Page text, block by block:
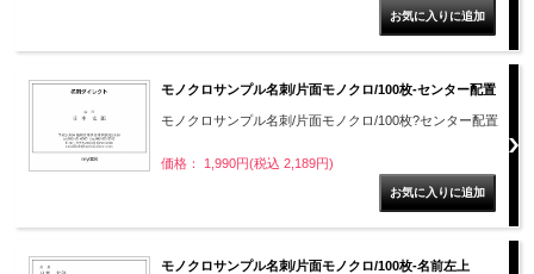
モノクロサンプル名刺/片面モノクロ/100枚-センター配置
モノクロサンプル名刺/片面モノクロ/100枚?センター配置
価格： 1,990円(税込 2,189円)
モノクロサンプル名刺/片面モノクロ/100枚-名前左上